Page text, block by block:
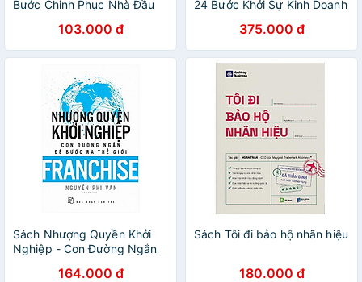
Bước Chinh Phục Nhà Đầu
103.000 đ
24 Bước Khởi Sự Kinh Doanh
375.000 đ
Sách Nhượng Quyền Khởi
Nghiệp - Con Đường Ngắn
164.000 đ
Sách Tôi đi bảo hộ nhãn hiệu
180.000 đ